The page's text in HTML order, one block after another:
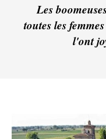
Les
toutes les
l'ont